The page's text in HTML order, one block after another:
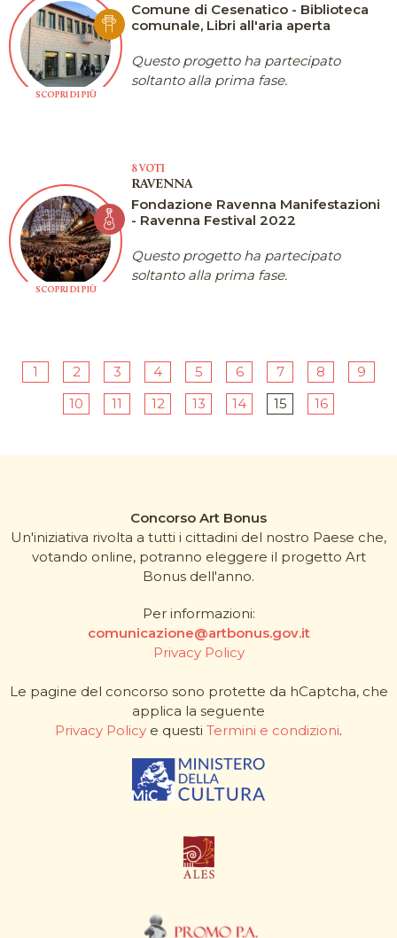
SCOPRI DI PIÙ
Comune di Cesenatico - Biblioteca
comunale, Libri all'aria aperta
Questo progetto ha partecipato
soltanto alla prima fase.
SCOPRI DI PIÙ
8 VOTI
RAVENNA
Fondazione Ravenna Manifestazioni
- Ravenna Festival 2022
Questo progetto ha partecipato
soltanto alla prima fase.
1 2 3 4 5 6 7 8
9
10
11 12 13 14 15 16
Concorso Art Bonus
Un'iniziativa rivolta a tutti i cittadini del nostro Paese che,
votando online, potranno eleggere il progetto Art
Bonus dell'anno.
Per informazioni:
comunicazione@artbonus.gov.it
Privacy Policy
Le pagine del concorso sono protette da hCaptcha, che
applica la seguente
Privacy Policy e questi Termini e condizioni.